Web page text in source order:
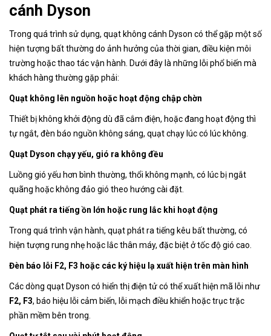
cánh Dyson
Trong quá trình sử dụng, quạt không cánh Dyson có thể gặp một số
hiện tượng bất thường do ảnh hưởng của thời gian, điều kiện môi
trường hoặc thao tác vận hành. Dưới đây là những lỗi phổ biến mà
khách hàng thường gặp phải:
Quạt không lên nguồn hoặc hoạt động chập chờn
Thiết bị không khởi động dù đã cắm điện, hoặc đang hoạt động thì
tự ngắt, đèn báo nguồn không sáng, quạt chạy lúc có lúc không.
Quạt Dyson chạy yếu, gió ra không đều
Luồng gió yếu hơn bình thường, thổi không mạnh, có lúc bị ngắt
quãng hoặc không đảo gió theo hướng cài đặt.
Quạt phát ra tiếng ồn lớn hoặc rung lắc khi hoạt động
Trong quá trình vận hành, quạt phát ra tiếng kêu bất thường, có
hiện tượng rung nhẹ hoặc lắc thân máy, đặc biệt ở tốc độ gió cao.
Đèn báo lỗi F2, F3 hoặc các ký hiệu lạ xuất hiện trên màn hình
Các dòng quạt Dyson có hiển thị điện tử có thể xuất hiện mã lỗi như
F2, F3, báo hiệu lỗi cảm biến, lỗi mạch điều khiển hoặc trục trặc
phần mềm bên trong.